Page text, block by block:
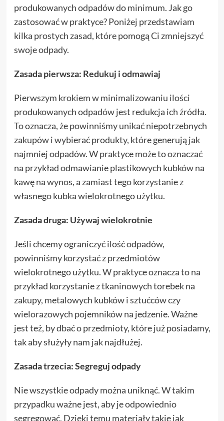
produkowanych odpadów do minimum. Jak go
zastosować w praktyce? Poniżej przedstawiam
kilka prostych zasad, które pomogą Ci zmniejszyć
swoje odpady.
Zasada pierwsza: Redukuj i odmawiaj
Pierwszym krokiem w minimalizowaniu ilości
produkowanych odpadów jest redukcja ich źródła.
To oznacza, że powinniśmy unikać niepotrzebnych
zakupów i wybierać produkty, które generują jak
najmniej odpadów. W praktyce może to oznaczać
na przykład odmawianie plastikowych kubków na
kawę na wynos, a zamiast tego korzystanie z
własnego kubka wielokrotnego użytku.
Zasada druga: Używaj wielokrotnie
Jeśli chcemy ograniczyć ilość odpadów,
powinniśmy korzystać z przedmiotów
wielokrotnego użytku. W praktyce oznacza to na
przykład korzystanie z tkaninowych torebek na
zakupy, metalowych kubków i sztućców czy
wielorazowych pojemników na jedzenie. Ważne
jest też, by dbać o przedmioty, które już posiadamy,
tak aby służyły nam jak najdłużej.
Zasada trzecia: Segreguj odpady
Nie wszystkie odpady można uniknąć. W takim
przypadku ważne jest, aby je odpowiednio
segregować. Dzięki temu materiały takie jak